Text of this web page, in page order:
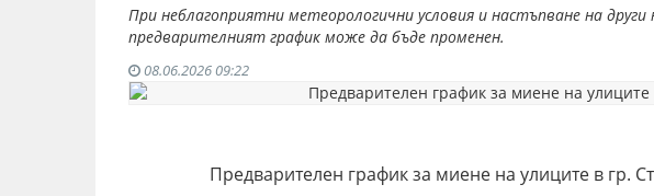
При неблагоприятни метеорологични условия и настъпване на други
предварителният график може да бъде променен.
08.06.2026 09:22
Предварителен график за миене на улиците в гр.